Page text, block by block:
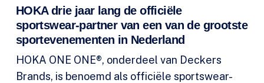
HOKA drie jaar lang de officiële
sportswear-partner van een van de grootste
sportevenementen in Nederland
HOKA ONE ONE®, onderdeel van Deckers
Brands, is benoemd als officiële sportswear-